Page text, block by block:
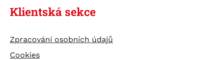
Klientská sekce
Zpracování osobních údajů
Cookies